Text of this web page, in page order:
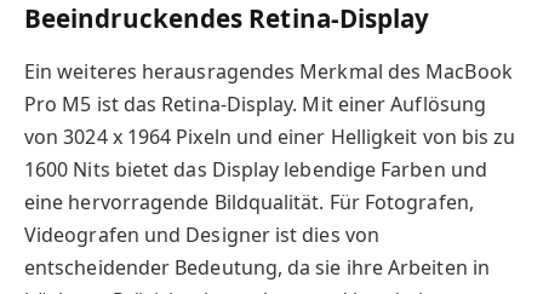
Beeindruckendes Retina-Display
Ein weiteres herausragendes Merkmal des MacBook
Pro M5 ist das Retina-Display. Mit einer Auflösung
von 3024 x 1964 Pixeln und einer Helligkeit von bis zu
1600 Nits bietet das Display lebendige Farben und
eine hervorragende Bildqualität. Für Fotografen,
Videografen und Designer ist dies von
entscheidender Bedeutung, da sie ihre Arbeiten in